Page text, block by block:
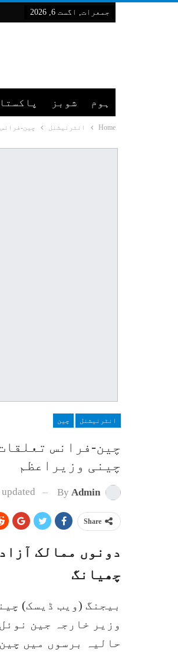
جمعرات, اگست 6, 2026
ہوم شوبز
Home انٹرنیشنل چین-
انٹرنیشنل چین
چین-فرانس
چینی وزیراعظم
By Admin
Share
دونوں ممالک
چھیانگ
بیجنگ (ویب ڈیسک)
وزیر خارجہ جین
حالیہ برسوں میں